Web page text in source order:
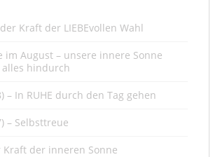
Kraft der LIEBEvollen Wahl
im August – unsere innere Sonne
hindurch
– In RUHE durch den Tag gehen
– Selbsttreue
Kraft der inneren Sonne